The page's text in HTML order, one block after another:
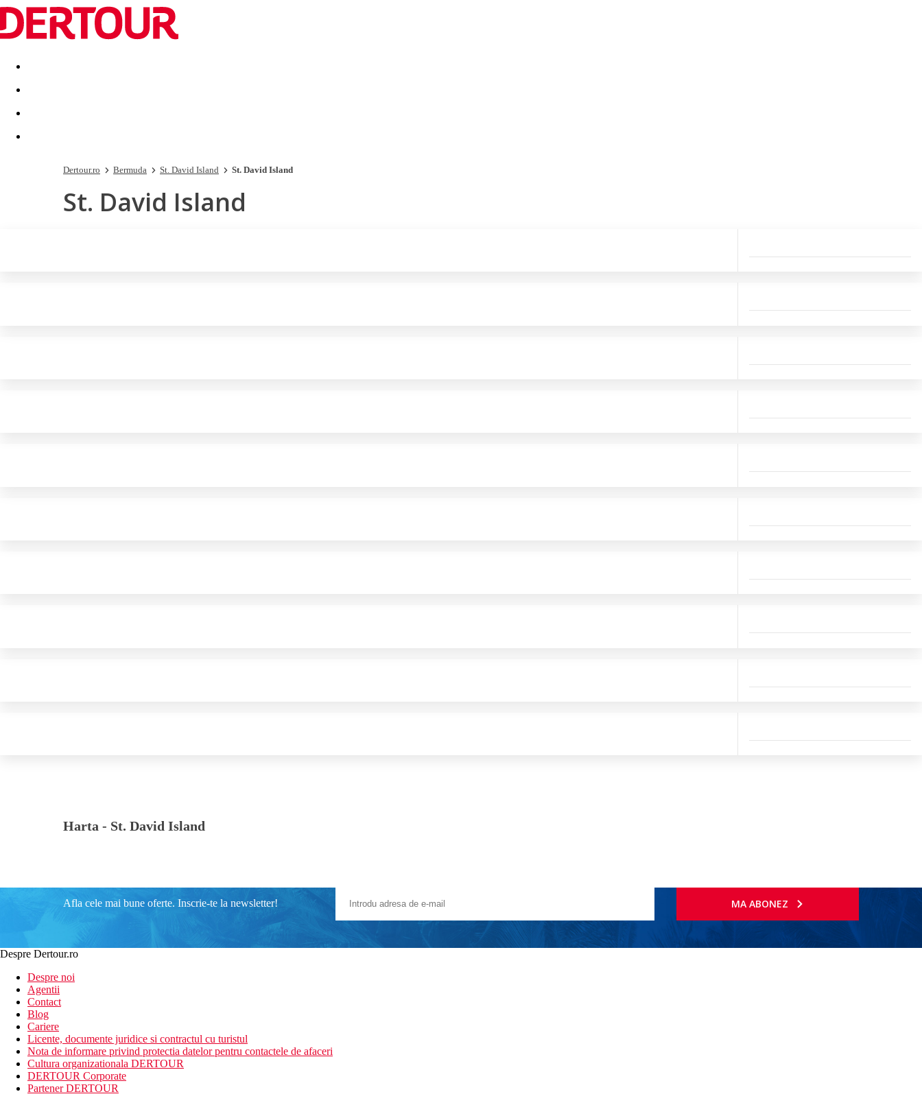
Destinatii Vacanta perfecta OFERTE DE NERATAT
Dertour.ro Bermuda St. David Island St. David Island
St. David Island
Harta - St. David Island
Afla cele mai bune oferte. Inscrie-te la newsletter! MA ABONEZ
Despre Dertour.ro
Despre noi
Agentii
Contact
Blog
Cariere
Licente, documente juridice si contractul cu turistul
Nota de informare privind protectia datelor pentru contactele de afaceri
Cultura organizationala DERTOUR
DERTOUR Corporate
Partener DERTOUR